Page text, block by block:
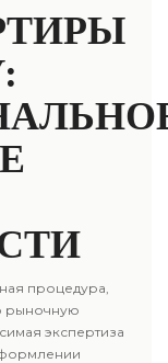
процедура,
рыночную
экспертиза